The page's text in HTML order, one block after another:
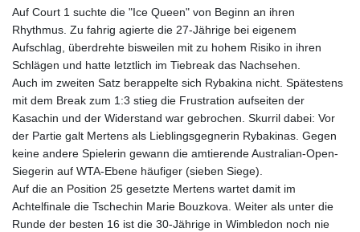
Auf Court 1 suchte die "Ice Queen" von Beginn an ihren
Rhythmus. Zu fahrig agierte die 27-Jährige bei eigenem
Aufschlag, überdrehte bisweilen mit zu hohem Risiko in ihren
Schlägen und hatte letztlich im Tiebreak das Nachsehen.
Auch im zweiten Satz berappelte sich Rybakina nicht. Spätestens
mit dem Break zum 1:3 stieg die Frustration aufseiten der
Kasachin und der Widerstand war gebrochen. Skurril dabei: Vor
der Partie galt Mertens als Lieblingsgegnerin Rybakinas. Gegen
keine andere Spielerin gewann die amtierende Australian-Open-
Siegerin auf WTA-Ebene häufiger (sieben Siege).
Auf die an Position 25 gesetzte Mertens wartet damit im
Achtelfinale die Tschechin Marie Bouzkova. Weiter als unter die
Runde der besten 16 ist die 30-Jährige in Wimbledon noch nie